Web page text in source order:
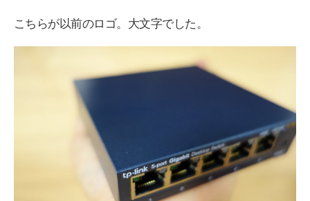
こちらが以前のロゴ。大文字でした。